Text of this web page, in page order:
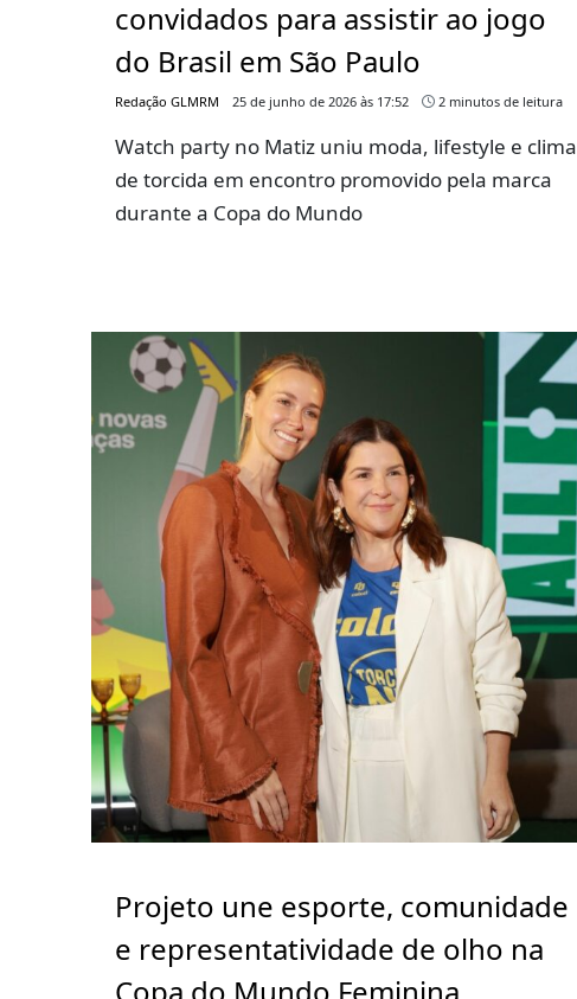
convidados para assistir ao jogo
do Brasil em São Paulo
Redação GLMRM 25 de junho de 2026 às 17:52 2 minutos de leitura
Watch party no Matiz uniu moda, lifestyle e clima
de torcida em encontro promovido pela marca
durante a Copa do Mundo
Projeto une esporte, comunidade
e representatividade de olho na
Copa do Mundo Feminina